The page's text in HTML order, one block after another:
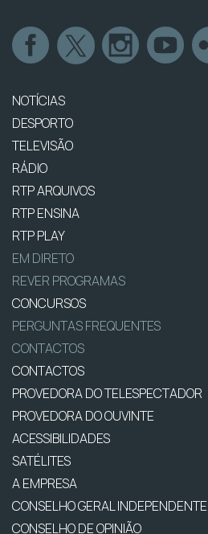
NOTÍCIAS
DESPORTO
TELEVISÃO
RÁDIO
RTP ARQUIVOS
RTP ENSINA
RTP PLAY
EM DIRETO
REVER PROGRAMAS
CONCURSOS
PERGUNTAS FREQUENTES
CONTACTOS
CONTACTOS
PROVEDORA DO TELESPECTADOR
PROVEDORA DO OUVINTE
ACESSIBILIDADES
SATÉLITES
A EMPRESA
CONSELHO GERAL INDEPENDENTE
CONSELHO DE OPINIÃO